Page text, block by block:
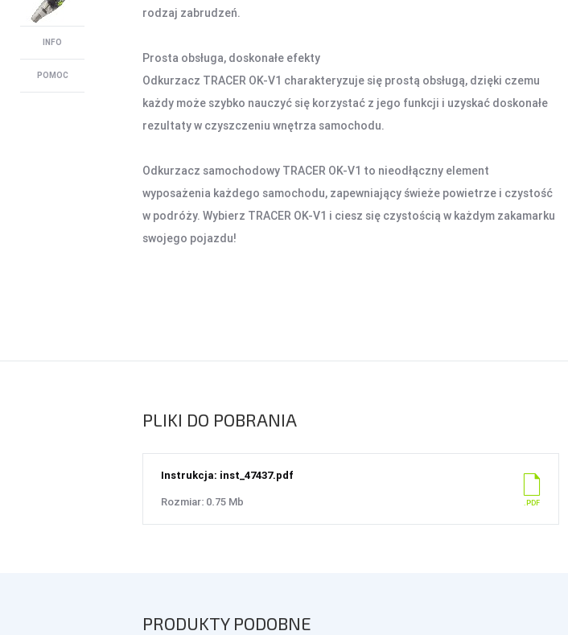
rodzaj zabrudzeń.
Prosta obsługa, doskonałe efekty
Odkurzacz TRACER OK-V1 charakteryzuje się prostą obsługą, dzięki czemu
każdy może szybko nauczyć się korzystać z jego funkcji i uzyskać doskonałe
rezultaty w czyszczeniu wnętrza samochodu.
Odkurzacz samochodowy TRACER OK-V1 to nieodłączny element
wyposażenia każdego samochodu, zapewniający świeże powietrze i czystość
w podróży. Wybierz TRACER OK-V1 i ciesz się czystością w każdym zakamarku
swojego pojazdu!
PLIKI DO POBRANIA
Instrukcja: inst_47437.pdf
Rozmiar: 0.75 Mb
INFO
POMOC
PRODUKTY PODOBNE